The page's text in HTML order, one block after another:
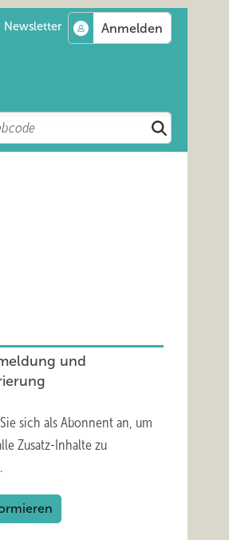
Newsletter
und
sich als Abonnent an, um
Zusatz-Inhalte zu